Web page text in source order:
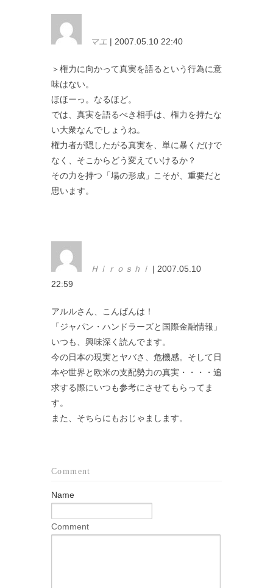
マエ | 2007.05.10 22:40
＞権力に向かって真実を語るという行為に意
味はない。
ほほーっ。なるほど。
では、真実を語るべき相手は、権力を持たな
い大衆なんでしょうね。
権力者が隠したがる真実を、単に暴くだけで
なく、そこからどう変えていけるか？
その力を持つ「場の形成」こそが、重要だと
思います。
Ｈｉｒｏｓｈｉ | 2007.05.10
22:59
アルルさん、こんばんは！
「ジャパン・ハンドラーズと国際金融情報」
いつも、興味深く読んでます。
今の日本の現実とヤバさ、危機感。そして日
本や世界と欧米の支配勢力の真実・・・・追
求する際にいつも参考にさせてもらってま
す。
また、そちらにもおじゃまします。
Comment
Name
Comment